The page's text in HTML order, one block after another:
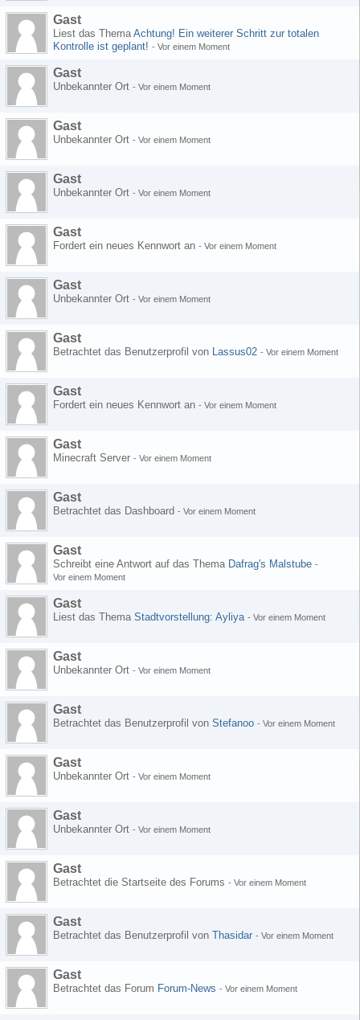
Gast
Liest das ThemaAchtung! Ein weiterer Schritt zur totalen
Kontrolle ist geplant! - Vor einem Moment
Gast
Unbekannter Ort - Vor einem Moment
Gast
Unbekannter Ort - Vor einem Moment
Gast
Unbekannter Ort - Vor einem Moment
Gast
Fordert ein neues Kennwort an - Vor einem Moment
Gast
Unbekannter Ort - Vor einem Moment
Gast
Betrachtet das Benutzerprofil von Lassus02 - Vor einem Moment
Gast
Fordert ein neues Kennwort an - Vor einem Moment
Gast
Minecraft Server - Vor einem Moment
Gast
Betrachtet das Dashboard - Vor einem Moment
Gast
Schreibt eine Antwort auf das Thema Dafrag's Malstube -
Vor einem Moment
Gast
Liest das Thema Stadtvorstellung: Ayliya - Vor einem Moment
Gast
Unbekannter Ort - Vor einem Moment
Gast
Betrachtet das Benutzerprofil von Stefanoo - Vor einem Moment
Gast
Unbekannter Ort - Vor einem Moment
Gast
Unbekannter Ort - Vor einem Moment
Gast
Betrachtet die Startseite des Forums - Vor einem Moment
Gast
Betrachtet das Benutzerprofil von Thasidar - Vor einem Moment
Gast
Betrachtet das Forum Forum-News - Vor einem Moment